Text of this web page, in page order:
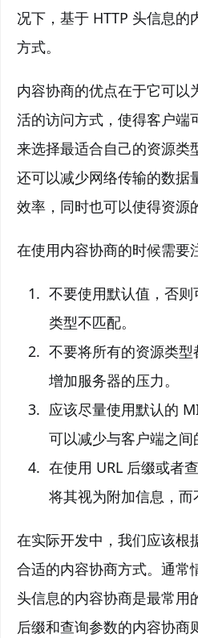
况下，基于 HTTP 头信息的
方式。
内容协商的优点在于它可以
活的访问方式，使得客户端
来选择最适合自己的资源类
还可以减少网络传输的数据
效率，同时也可以使得资源
在使用内容协商的时候需要
不要使用默认值，否
类型不匹配。
不要将所有的资源类
增加服务器的压力。
应该尽量使用默认的
可以减少与客户端之间
在使用 URL 后缀或者
将其视为附加信息，而
在实际开发中，我们应该根
合适的内容协商方式。通常
头信息的内容协商是最常用
后缀和查询参数的内容协商